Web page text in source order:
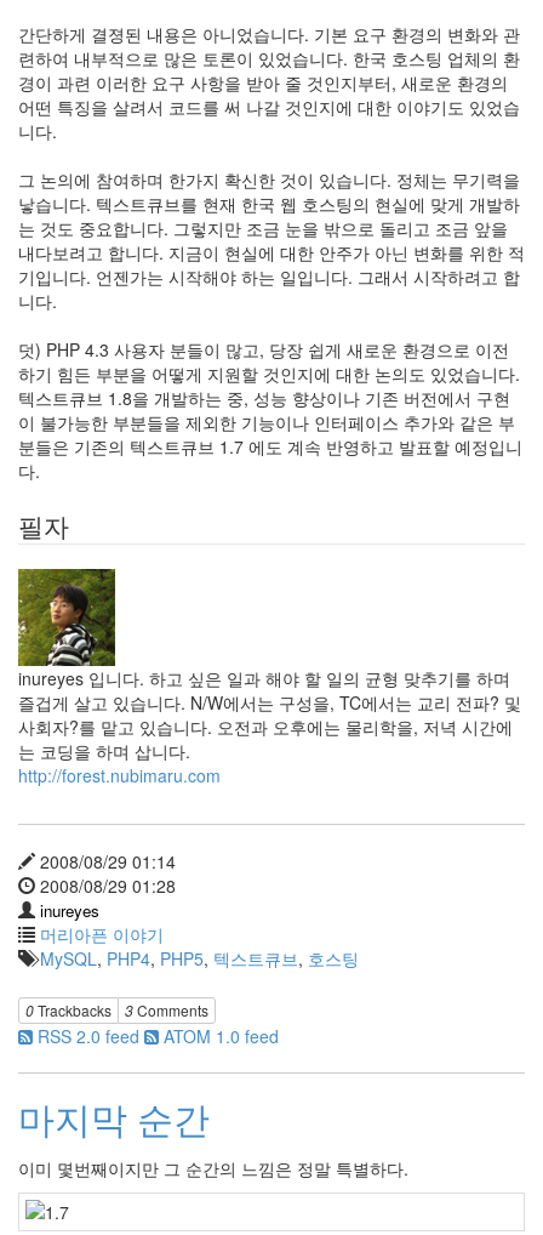
간단하게 결졍된 내용은 아니었습니다. 기본 요구 환경의 변화와 관
련하여 내부적으로 많은 토론이 있었습니다. 한국 호스팅 업체의 환
경이 과련 이러한 요구 사항을 받아 줄 것인지부터, 새로운 환경의
어떤 특징을 살려서 코드를 써 나갈 것인지에 대한 이야기도 있었습
니다.
그 논의에 참여하며 한가지 확신한 것이 있습니다. 정체는 무기력을
낳습니다. 텍스트큐브를 현재 한국 웹 호스팅의 현실에 맞게 개발하
는 것도 중요합니다. 그렇지만 조금 눈을 밖으로 돌리고 조금 앞을
내다보려고 합니다. 지금이 현실에 대한 안주가 아닌 변화를 위한 적
기입니다. 언젠가는 시작해야 하는 일입니다. 그래서 시작하려고 합
니다.
덧) PHP 4.3 사용자 분들이 많고, 당장 쉽게 새로운 환경으로 이전
하기 힘든 부분을 어떻게 지원할 것인지에 대한 논의도 있었습니다.
텍스트큐브 1.8을 개발하는 중, 성능 향상이나 기존 버전에서 구현
이 불가능한 부분들을 제외한 기능이나 인터페이스 추가와 같은 부
분들은 기존의 텍스트큐브 1.7 에도 계속 반영하고 발표할 예정입니
다.
필자
inureyes 입니다. 하고 싶은 일과 해야 할 일의 균형 맞추기를 하며
즐겁게 살고 있습니다. N/W에서는 구성을, TC에서는 교리 전파? 및
사회자?를 맡고 있습니다. 오전과 오후에는 물리학을, 저녁 시간에
는 코딩을 하며 삽니다.
http://forest.nubimaru.com
2008/08/29 01:14
2008/08/29 01:28
inureyes
머리아픈 이야기
MySQL, PHP4, PHP5, 텍스트큐브, 호스팅
0Trackbacks 3Comments
RSS 2.0 feed ATOM 1.0 feed
마지막 순간
이미 몇번째이지만 그 순간의 느낌은 정말 특별하다.